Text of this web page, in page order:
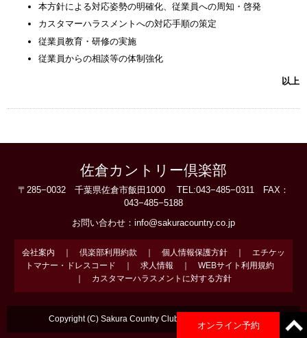
本方針による対応姿勢の明確化、従業員への周知・啓発
カスタマーハラスメントへの対応手順の策定
従業員教育・研修の実施
従業員からの相談等の体制強化
以上
オンライン予約
佐倉カントリー倶楽部
〒285−0032 千葉県佐倉市飯田1000 TEL:043−485−0311
FAX：
043−485−5188
お問い合わせ： info@sakuracountry.co.jp
会社案内 ｜ 倶楽部利用約款 ｜ 個人情報保護方針 ｜ エチケッ
トマナー・ドレスコード ｜ 求人情報 ｜ WEBサイト利用規約
｜ カスタマーハラスメントに対する方針
Copyright (C) Sakura Country Club. All Rights Reserved.